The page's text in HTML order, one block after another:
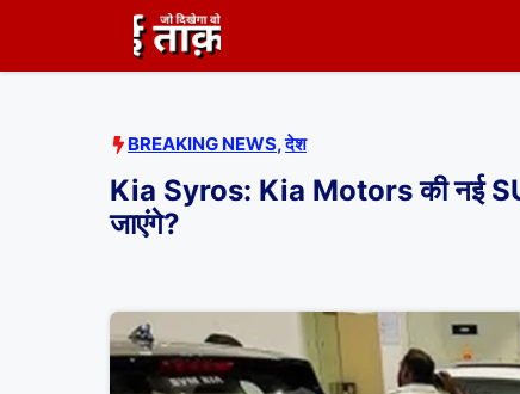
content
BREAKING NEWS,देश
Kia Syros: Kia Motors की नई
जाएंगे?